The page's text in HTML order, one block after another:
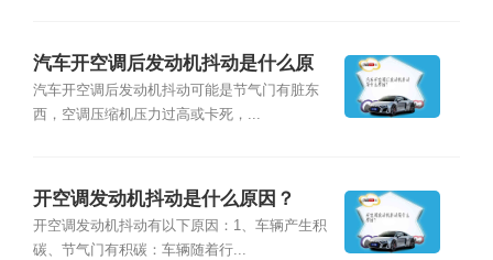
汽车开空调后发动机抖动是什么原
因？
汽车开空调后发动机抖动可能是节气门有脏东
西，空调压缩机压力过高或卡死，...
开空调发动机抖动是什么原因？
开空调发动机抖动有以下原因：1、车辆产生积
碳、节气门有积碳：车辆随着行...